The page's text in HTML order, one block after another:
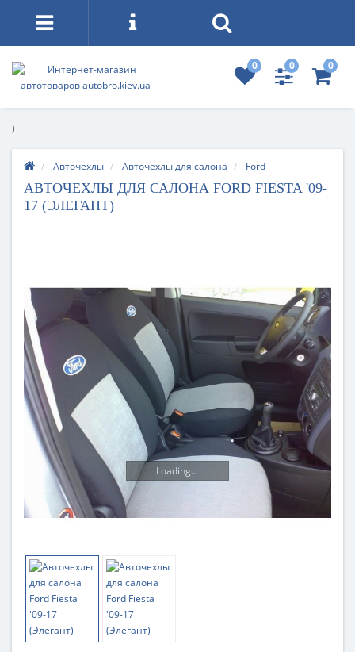
0 0 0
)
Авточехлы Авточехлы для салона Ford
АВТОЧЕХЛЫ ДЛЯ САЛОНА FORD FIESTA '09-
17 (ЭЛЕГАНТ)
Loading...